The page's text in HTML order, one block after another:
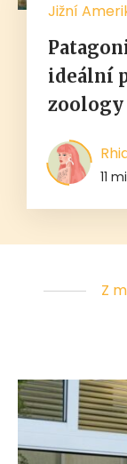
Jižní
ideální
zoology
11
Z